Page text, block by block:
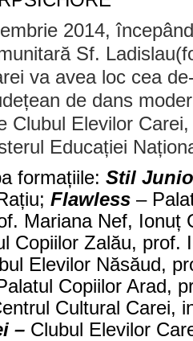
2014,
Sf.
va avea loc cea
de dans
Clubul Elevilor
Educației
Stil
Flawless –
Mariana Nef, Ionuț
Copiilor Zalău, prof.
Elevilor Năsăud,
Copiilor Arad,
Cultural Carei,
– Clubul Elevilor